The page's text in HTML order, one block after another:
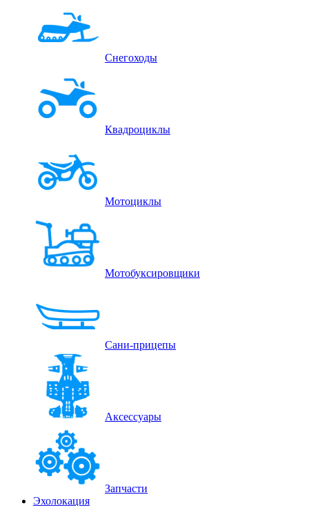
Снегоходы
Квадроциклы
Мотоциклы
Мотобуксировщики
Сани-прицепы
Аксессуары
Запчасти
Эхолокация